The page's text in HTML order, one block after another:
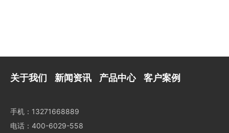
关于我们 新闻资讯 产品中心 客户案例
手机：13271668889
电话：400-6029-558